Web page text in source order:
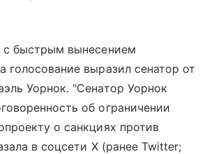
с быстрым вынесением
голосование выразил сенатор от
Уорнок. "Сенатор Уорнок
об ограничении
о санкциях против
в соцсети X (ранее Twitter;